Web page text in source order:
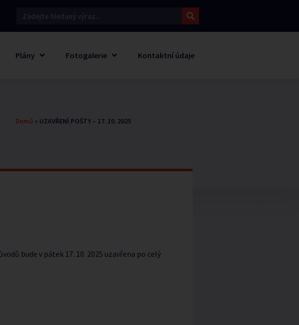
Plány Fotogalerie Kontaktní údaje
Domů » UZAVŘENÍ POŠTY – 17. 10. 2025
bude v pátek 17. 10. 2025 uzavřena po celý